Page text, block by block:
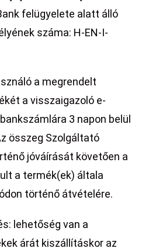
felügyelete alatt álló
száma: H-EN-I-
a megrendelt
a visszaigazoló e-
3 napon belül
összeg Szolgáltató
jóváírását követően a
a termék(ek) általa
történő átvételére.
lehetőség van a
árát kiszállításkor az